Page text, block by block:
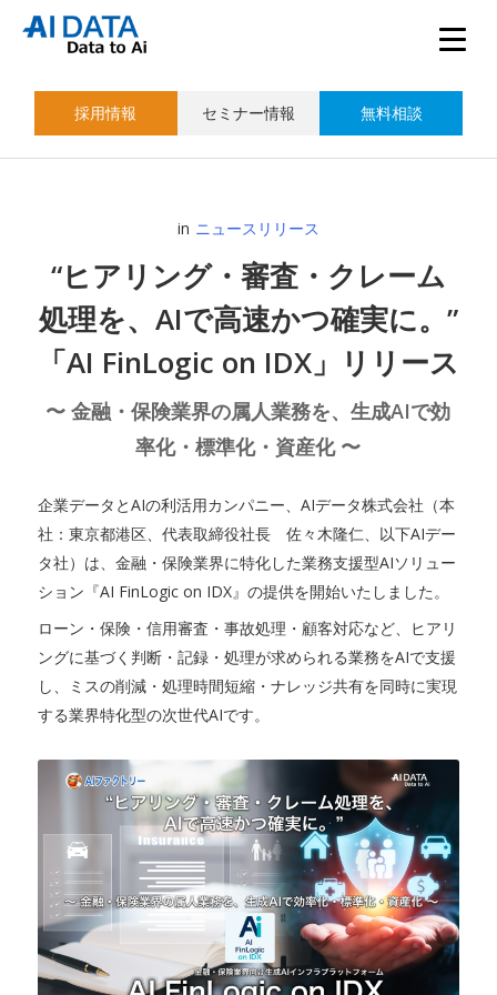
採用情報 セミナー情報 無料相談
in ニュースリリース
“ヒアリング・審査・クレーム
処理を、AIで高速かつ確実に。”
「AI FinLogic on IDX」リリース
〜 金融・保険業界の属人業務を、生成AIで効
率化・標準化・資産化 〜
企業データとAIの利活用カンパニー、AIデータ株式会社（本
社：東京都港区、代表取締役社長 佐々木隆仁、以下AIデー
タ社）は、金融・保険業界に特化した業務支援型AIソリュー
ション『AI FinLogic on IDX』の提供を開始いたしました。
ローン・保険・信用審査・事故処理・顧客対応など、ヒアリ
ングに基づく判断・記録・処理が求められる業務をAIで支援
し、ミスの削減・処理時間短縮・ナレッジ共有を同時に実現
する業界特化型の次世代AIです。